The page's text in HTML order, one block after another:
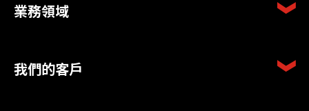
業務領域
我們的客戶